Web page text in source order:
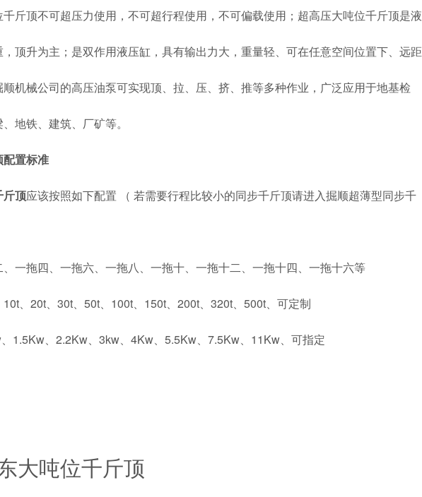
千斤顶不可超压力使用，不可超行程使用，不可偏载使用；超高压大吨位千斤顶是液
顶升为主；是双作用液压缸，具有输出力大，重量轻、可在任意空间位置下、远距
机械公司的高压油泵可实现顶、拉、压、挤、推等多种作业，广泛应用于地基检
地铁、建筑、厂矿等。
置标准
斤顶应该按照如下配置 （ 若需要行程比较小的同步千斤顶请进入掘顺超薄型同步千
一拖四、一拖六、一拖八、一拖十、一拖十二、一拖十四、一拖十六等
、20t、30t、50t、100t、150t、200t、320t、500t、可定制
1.5Kw、2.2Kw、3kw、4Kw、5.5Kw、7.5Kw、11Kw、可指定
大吨位千斤顶